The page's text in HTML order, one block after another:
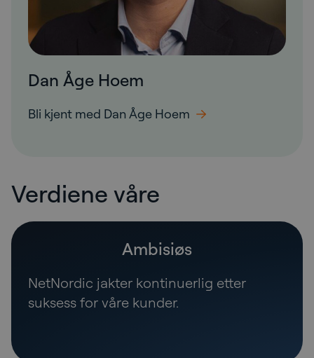
Dan Åge Hoem
Bli kjent med Dan Åge Hoem
Verdiene våre
Ambisiøs
NetNordic jakter kontinuerlig etter
suksess for våre kunder.